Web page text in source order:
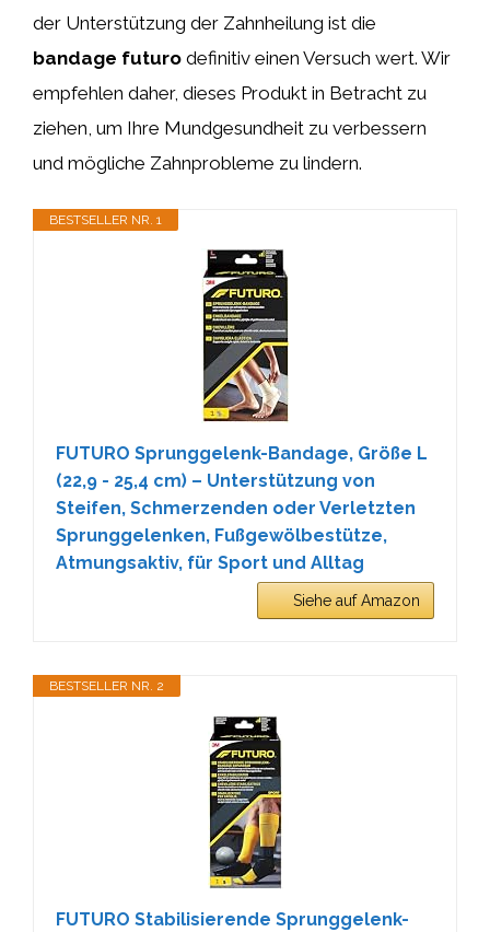
der Unterstützung der Zahnheilung ist die
bandage futuro definitiv einen Versuch wert. Wir
empfehlen daher, dieses Produkt in Betracht zu
ziehen, um Ihre Mundgesundheit zu verbessern
und mögliche Zahnprobleme zu lindern.
BESTSELLER NR. 1
FUTURO Sprunggelenk-Bandage, Größe L
(22,9 - 25,4 cm) – Unterstützung von
Steifen, Schmerzenden oder Verletzten
Sprunggelenken, Fußgewölbestütze,
Atmungsaktiv, für Sport und Alltag
Siehe auf Amazon
BESTSELLER NR. 2
FUTURO Stabilisierende Sprunggelenk-